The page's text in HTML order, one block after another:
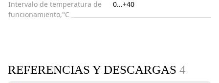
Intervalo de temperatura de
funcionamiento,°C
0...+40
REFERENCIAS Y DESCARGAS 4